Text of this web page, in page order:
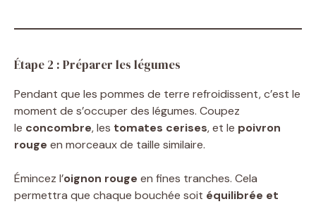
Étape 2 : Préparer les légumes
Pendant que les pommes de terre refroidissent, c’est le
moment de s’occuper des légumes. Coupez
le concombre, les tomates cerises, et le poivron
rouge en morceaux de taille similaire.
Émincez l’oignon rouge en fines tranches. Cela
permettra que chaque bouchée soit équilibrée et